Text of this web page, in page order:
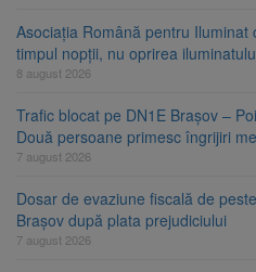
Asociația Română pentru
timpul nopții, nu oprirea
8 august 2026
Trafic blocat pe DN1E Brașov –
Două persoane primesc îngrijiri
7 august 2026
Dosar de evaziune fiscală de
Brașov după plata prejudiciului
7 august 2026